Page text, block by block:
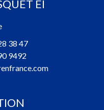
EI
38 47
9492